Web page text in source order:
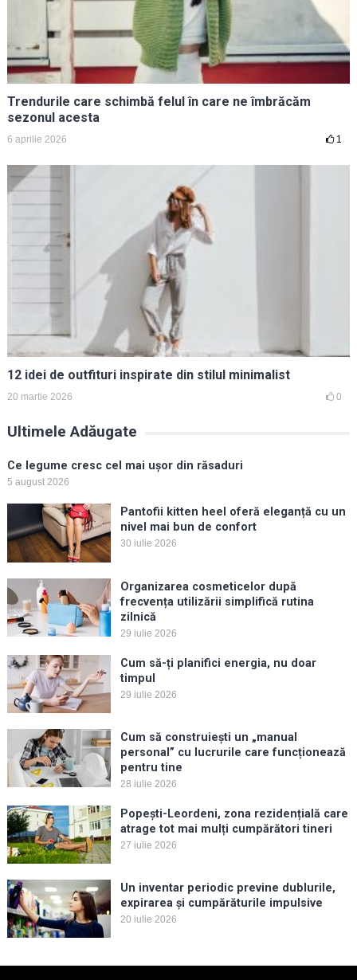
Trendurile care schimbă felul în care ne îmbrăcăm
sezonul acesta
6 aprilie 2026 1
12 idei de outfituri inspirate din stilul minimalist
20 martie 2026 0
Ultimele Adăugate
Ce legume cresc cel mai ușor din răsaduri
5 august 2026
Pantofii kitten heel oferă eleganță cu un
nivel mai bun de confort
30 iulie 2026
Organizarea cosmeticelor după
frecvența utilizării simplifică rutina
zilnică
29 iulie 2026
Cum să-ți planifici energia, nu doar
timpul
29 iulie 2026
Cum să construiești un „manual
personal” cu lucrurile care funcționează
pentru tine
28 iulie 2026
Popești-Leordeni, zona rezidențială care
atrage tot mai mulți cumpărători tineri
27 iulie 2026
Un inventar periodic previne dublurile,
expirarea și cumpărăturile impulsive
20 iulie 2026